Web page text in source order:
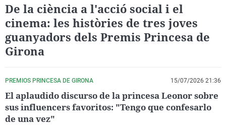
De la ciència a l'acció social i el
cinema: les històries de tres joves
guanyadors dels Premis Princesa de
Girona
PREMIOS PRINCESA DE GIRONA 15/07/2026 21:36
El aplaudido discurso de la princesa Leonor sobre
sus influencers favoritos: "Tengo que confesarlo
de una vez"